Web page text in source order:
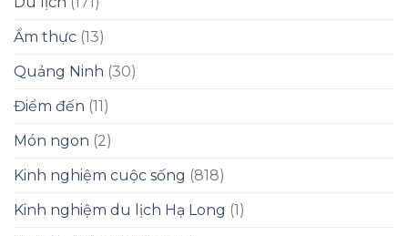
Ẩm thực (13)
Quảng Ninh (30)
Điểm đến (11)
Món ngon (2)
Kinh nghiệm cuộc sống (818)
Kinh nghiệm du lịch Hạ Long (1)